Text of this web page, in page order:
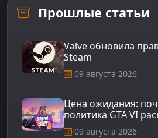
Прошлые статьи
Valve обновила
Steam
09 августа 2026
Цена ожидания:
политика GTA VI
сообщество
09 августа 2026